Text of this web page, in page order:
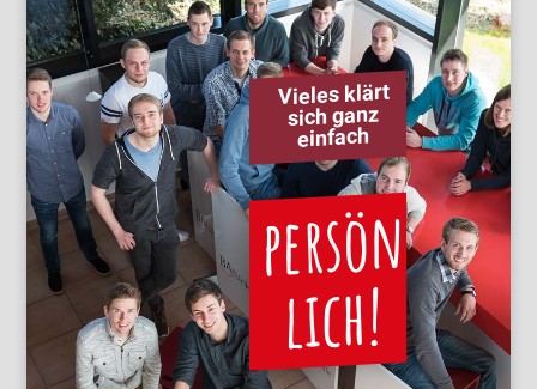
Vieles klärt
sich ganz
einfach
persön
lich!